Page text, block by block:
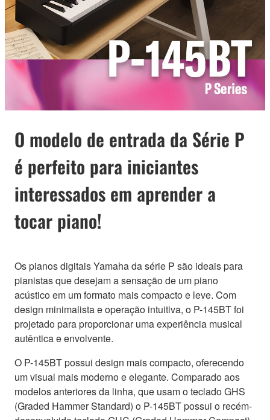
O modelo de entrada da Série P
é perfeito para iniciantes
interessados em aprender a
tocar piano!
Os pianos digitais Yamaha da série P são ideais para
pianistas que desejam a sensação de um piano
acústico em um formato mais compacto e leve. Com
design minimalista e operação intuitiva, o P-145BT foi
projetado para proporcionar uma experiência musical
autêntica e envolvente.
O P-145BT possui design mais compacto, oferecendo
um visual mais moderno e elegante. Comparado aos
modelos anteriores da linha, que usam o teclado GHS
(Graded Hammer Standard) o P-145BT possui o recém-